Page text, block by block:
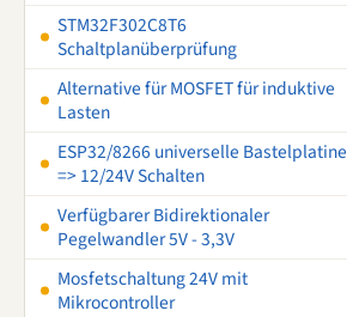
STM32F302C8T6
Schaltplanüberprüfung
Alternative für MOSFET für induktive
Lasten
ESP32/8266 universelle Bastelplatine
=> 12/24V Schalten
Verfügbarer Bidirektionaler
Pegelwandler 5V - 3,3V
Mosfetschaltung 24V mit
Mikrocontroller